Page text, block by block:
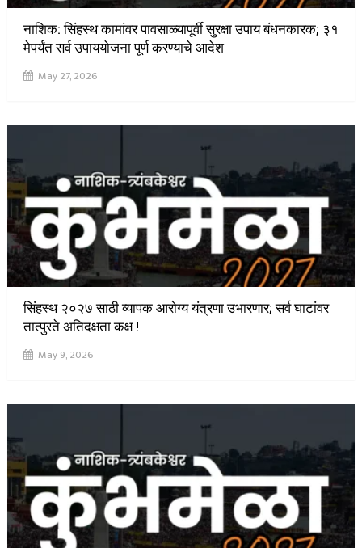
नाशिक: सिंहस्थ कामांवर पावसाळ्यापूर्वी सुरक्षा उपाय बंधनकारक; ३१
मेपर्यंत सर्व उपाययोजना पूर्ण करण्याचे आदेश
May 27, 2026
सिंहस्थ २०२७ साठी व्यापक आरोग्य यंत्रणा उभारणार; सर्व घाटांवर
तात्पुरते अतिदक्षता कक्ष !
May 9, 2026